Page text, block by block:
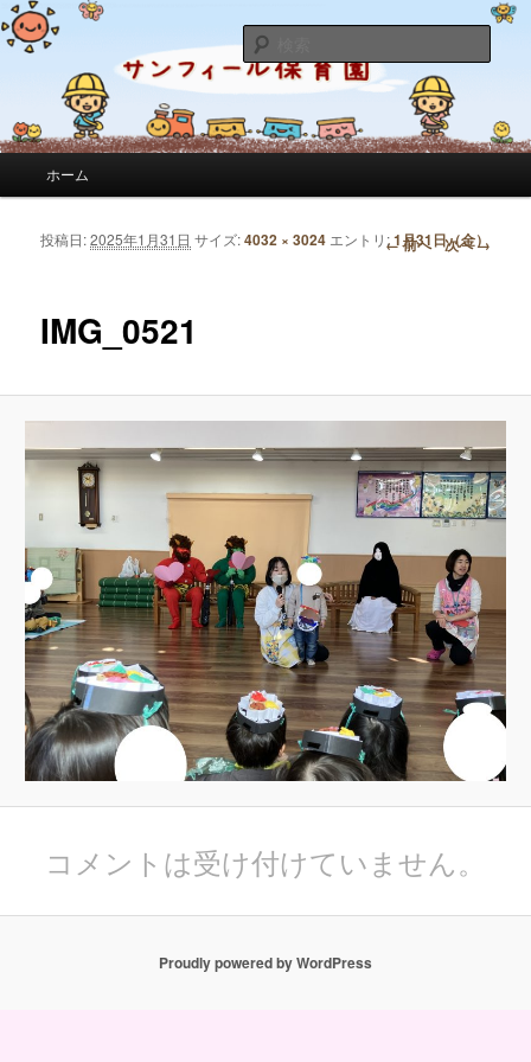
サンフィール保育園のブログ
サンフィール保育園のせんせいのブログです。園の日常を綴っています。
索
メインコンテンツへ移動
サブコンテンツへ移動
ホーム
画像ナビゲーション ← 前へ 次へ →
IMG_0521
投稿日:2025年1月31日 サイズ:4032 × 3024 エントリ:1月31日（金）
コメントは受け付けていません。
Proudly powered by WordPress